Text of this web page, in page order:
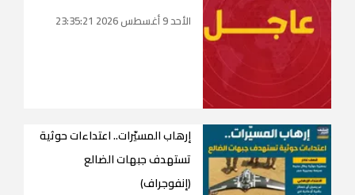
الأحد 9 أغسطس 2026 23:35:21
إرهاب المسيّرات.. اعتداءات حوثية
تستهدف جبهات الضالع
(إنفوجراف)